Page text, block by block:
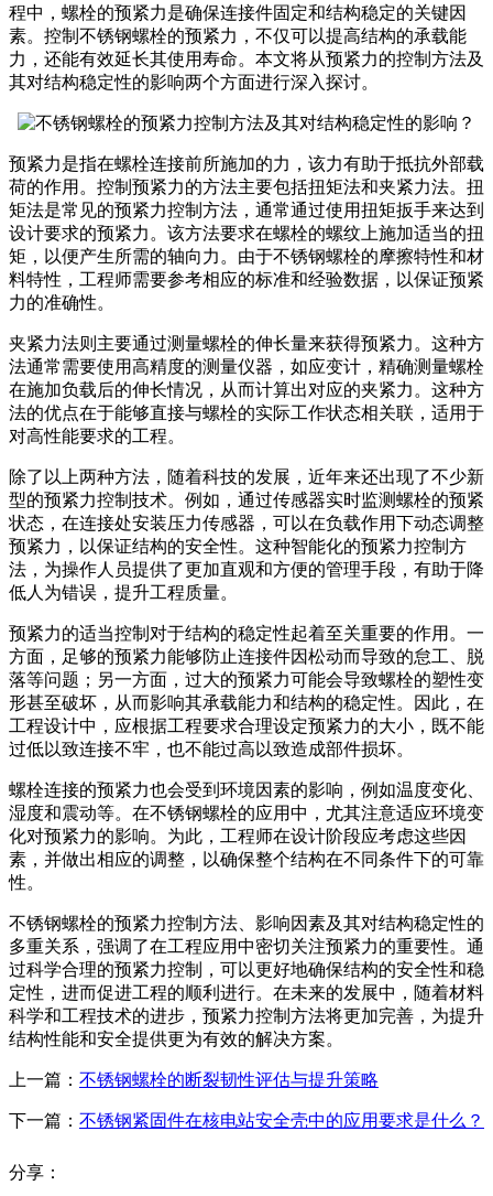
程中，螺栓的预紧力是确保连接件固定和结构稳定的关键因
素。控制不锈钢螺栓的预紧力，不仅可以提高结构的承载能
力，还能有效延长其使用寿命。本文将从预紧力的控制方法及
其对结构稳定性的影响两个方面进行深入探讨。
预紧力是指在螺栓连接前所施加的力，该力有助于抵抗外部载
荷的作用。控制预紧力的方法主要包括扭矩法和夹紧力法。扭
矩法是常见的预紧力控制方法，通常通过使用扭矩扳手来达到
设计要求的预紧力。该方法要求在螺栓的螺纹上施加适当的扭
矩，以便产生所需的轴向力。由于不锈钢螺栓的摩擦特性和材
料特性，工程师需要参考相应的标准和经验数据，以保证预紧
力的准确性。
夹紧力法则主要通过测量螺栓的伸长量来获得预紧力。这种方
法通常需要使用高精度的测量仪器，如应变计，精确测量螺栓
在施加负载后的伸长情况，从而计算出对应的夹紧力。这种方
法的优点在于能够直接与螺栓的实际工作状态相关联，适用于
对高性能要求的工程。
除了以上两种方法，随着科技的发展，近年来还出现了不少新
型的预紧力控制技术。例如，通过传感器实时监测螺栓的预紧
状态，在连接处安装压力传感器，可以在负载作用下动态调整
预紧力，以保证结构的安全性。这种智能化的预紧力控制方
法，为操作人员提供了更加直观和方便的管理手段，有助于降
低人为错误，提升工程质量。
预紧力的适当控制对于结构的稳定性起着至关重要的作用。一
方面，足够的预紧力能够防止连接件因松动而导致的怠工、脱
落等问题；另一方面，过大的预紧力可能会导致螺栓的塑性变
形甚至破坏，从而影响其承载能力和结构的稳定性。因此，在
工程设计中，应根据工程要求合理设定预紧力的大小，既不能
过低以致连接不牢，也不能过高以致造成部件损坏。
螺栓连接的预紧力也会受到环境因素的影响，例如温度变化、
湿度和震动等。在不锈钢螺栓的应用中，尤其注意适应环境变
化对预紧力的影响。为此，工程师在设计阶段应考虑这些因
素，并做出相应的调整，以确保整个结构在不同条件下的可靠
性。
不锈钢螺栓的预紧力控制方法、影响因素及其对结构稳定性的
多重关系，强调了在工程应用中密切关注预紧力的重要性。通
过科学合理的预紧力控制，可以更好地确保结构的安全性和稳
定性，进而促进工程的顺利进行。在未来的发展中，随着材料
科学和工程技术的进步，预紧力控制方法将更加完善，为提升
结构性能和安全提供更为有效的解决方案。
上一篇： 不锈钢螺栓的断裂韧性评估与提升策略
下一篇： 不锈钢紧固件在核电站安全壳中的应用要求是什么？
分享：